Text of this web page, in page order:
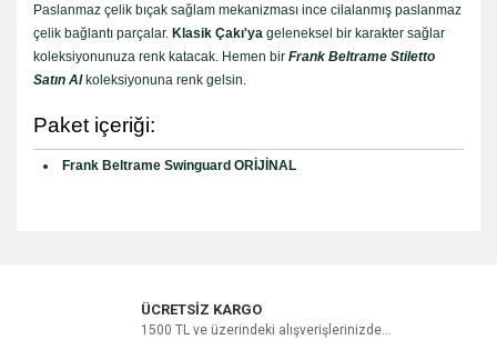
Paslanmaz çelik bıçak sağlam mekanizması ince cilalanmış paslanmaz
çelik bağlantı parçalar. Klasik Çakı'ya geleneksel bir karakter sağlar
koleksiyonunuza renk katacak. Hemen bir Frank Beltrame Stiletto
Satın Alkoleksiyonuna renk gelsin.
Paket içeriği:
Frank Beltrame Swinguard ORİJİNAL
Bu ürüne ilk yorumu siz yapın!
ÜCRETSİZ KARGO
1500 TL ve üzerindeki alışverişlerinizde...